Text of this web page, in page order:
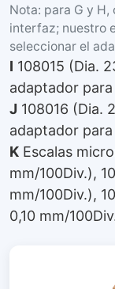
Nota: para G y
interfaz; nuestro
seleccionar el
I 108015 (Dia.
adaptador
J 108016 (Dia.
adaptador
K Escalas
mm/100Div.),
mm/100Div.),
0,10 mm/